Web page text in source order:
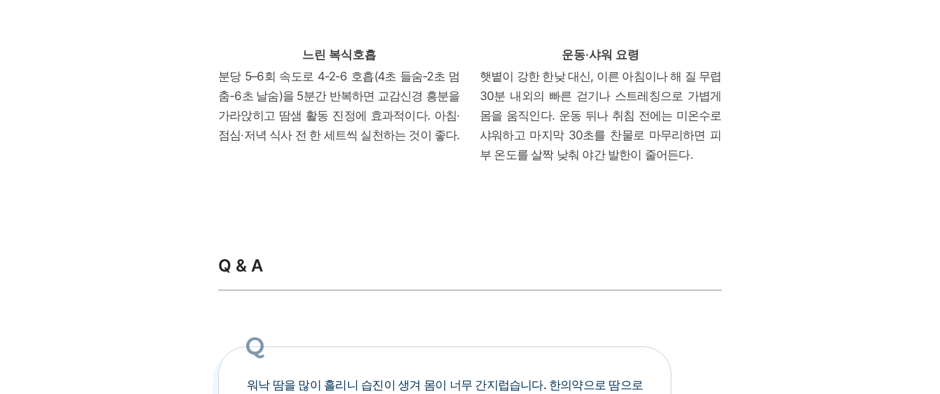
느린 복식호흡
분당 5–6회 속도로 4-2-6 호흡(4초 들숨-2초 멈
춤-6초 날숨)을 5분간 반복하면 교감신경 흥분을
가라앉히고 땀샘 활동 진정에 효과적이다. 아침·
점심·저녁 식사 전 한 세트씩 실천하는 것이 좋다.
운동·샤워 요령
햇볕이 강한 한낮 대신, 이른 아침이나 해 질 무렵
30분 내외의 빠른 걷기나 스트레칭으로 가볍게
몸을 움직인다. 운동 뒤나 취침 전에는 미온수로
샤워하고 마지막 30초를 찬물로 마무리하면 피
부 온도를 살짝 낮춰 야간 발한이 줄어든다.
Q & A
워낙 땀을 많이 흘리니 습진이 생겨 몸이 너무 간지럽습니다. 한의약으로 땀으로